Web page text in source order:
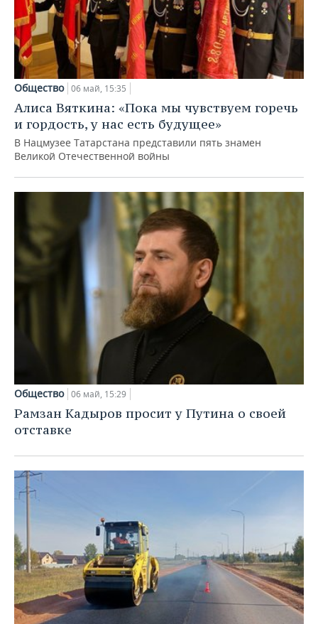
Общество 06 май, 15:35
Алиса Вяткина: «Пока мы чувствуем горечь
и гордость, у нас есть будущее»
В Нацмузее Татарстана представили пять знамен
Великой Отечественной войны
Общество 06 май, 15:29
Рамзан Кадыров просит у Путина о своей
отставке